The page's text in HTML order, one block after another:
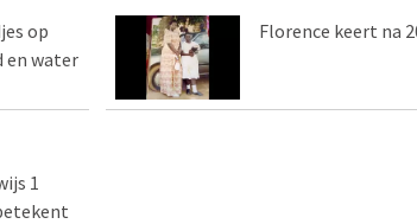
op
en water
Florence keert na
1